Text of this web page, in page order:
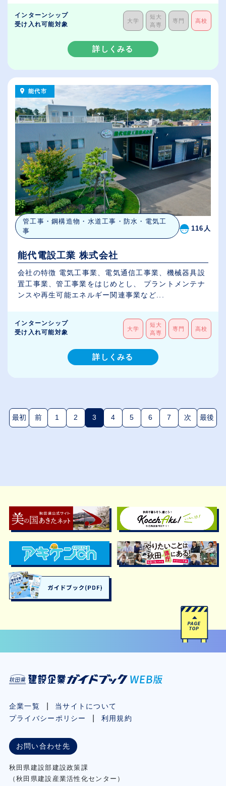
インターンシップ
受け入れ可能対象
大学
短大
高専
専門 高校
詳しくみる
能代市
管工事・鋼構造物・水道工事・防水・電気工
事
116人
能代電設工業 株式会社
会社の特徴 電気工事業、電気通信工事業、機械器具設
置工事業、管工事業をはじめとし、 プラントメンテナ
ンスや再生可能エネルギー関連事業など...
インターンシップ
受け入れ可能対象
大学
短大
高専
専門 高校
詳しくみる
最初 前 1 2 3(現在のページ)
4 5 6 7 次 最後
企業一覧
当サイトについて
プライバシーポリシー
利用規約
お問い合わせ先
秋⽥県建設部建設政策課
（秋⽥県建設産業活性化センター）